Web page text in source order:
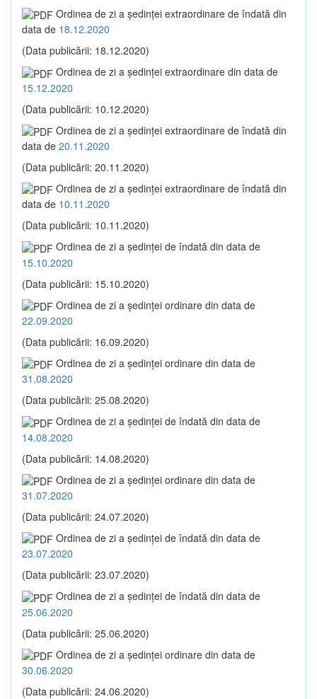
Ordinea de zi a şedinţei extraordinare de îndată din
data de 18.12.2020
(Data publicării: 18.12.2020)
Ordinea de zi a şedinţei extraordinare din data de
15.12.2020
(Data publicării: 10.12.2020)
Ordinea de zi a şedinţei extraordinare de îndată din
data de 20.11.2020
(Data publicării: 20.11.2020)
Ordinea de zi a şedinţei extraordinare de îndată din
data de 10.11.2020
(Data publicării: 10.11.2020)
Ordinea de zi a şedinţei de îndată din data de
15.10.2020
(Data publicării: 15.10.2020)
Ordinea de zi a şedinţei ordinare din data de
22.09.2020
(Data publicării: 16.09.2020)
Ordinea de zi a şedinţei ordinare din data de
31.08.2020
(Data publicării: 25.08.2020)
Ordinea de zi a şedinţei de îndată din data de
14.08.2020
(Data publicării: 14.08.2020)
Ordinea de zi a şedinţei ordinare din data de
31.07.2020
(Data publicării: 24.07.2020)
Ordinea de zi a şedinţei de îndată din data de
23.07.2020
(Data publicării: 23.07.2020)
Ordinea de zi a şedinţei de îndată din data de
25.06.2020
(Data publicării: 25.06.2020)
Ordinea de zi a şedinţei ordinare din data de
30.06.2020
(Data publicării: 24.06.2020)